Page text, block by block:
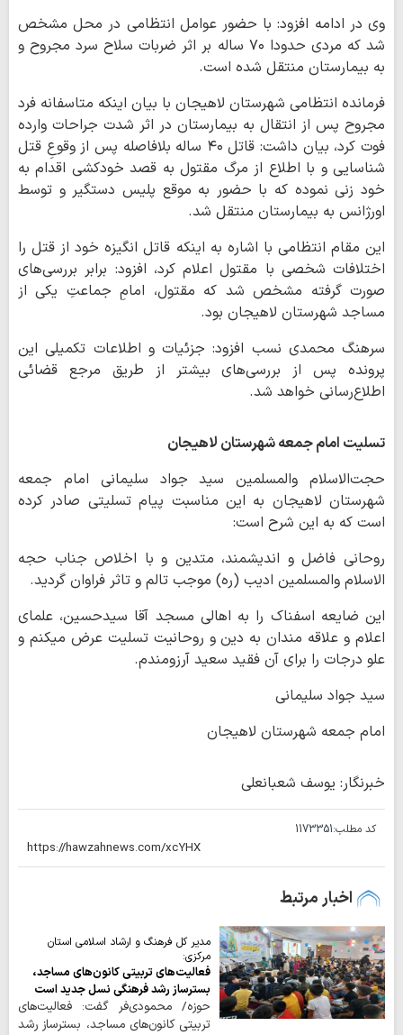
وی در ادامه افزود: با حضور عوامل انتظامی در محل مشخص
شد که مردی حدودا ۷۰ ساله بر اثر ضربات سلاح سرد مجروح و
به بیمارستان منتقل شده است.
فرمانده انتظامی شهرستان لاهیجان با بیان اینکه متاسفانه فرد
مجروح پس از انتقال به بیمارستان در اثر شدت جراحات وارده
فوت کرد، بیان داشت: قاتل ۴۰ ساله بلافاصله پس از وقوعِ قتل
شناسایی و با اطلاع از مرگ مقتول به قصد خودکشی اقدام به
خود زنی نموده که با حضور به موقع پلیس دستگیر و توسط
اورژانس به بیمارستان منتقل شد.
این مقام انتظامی با اشاره به اینکه قاتل انگیزه خود از قتل را
اختلافات شخصی با مقتول اعلام کرد، افزود: برابر بررسی‌های
صورت گرفته مشخص شد که مقتول، امامِ جماعتِ یکی از
مساجد شهرستان لاهیجان بود.
سرهنگ محمدی نسب افزود: جزئیات و اطلاعات تکمیلی این
پرونده پس از بررسی‌های بیشتر از طریق مرجع قضائی
اطلاع‌رسانی خواهد شد.
تسلیت امام جمعه شهرستان لاهیجان
حجت‌الاسلام والمسلمین سید جواد سلیمانی امام جمعه
شهرستان لاهیجان به این مناسبت پیام تسلیتی صادر کرده
است که به این شرح است:
روحانی فاضل و اندیشمند، متدین و با اخلاص جناب حجه
الاسلام والمسلمین ادیب (ره) موجب تالم و تاثر فراوان گردید.
این ضایعه اسفناک را به اهالی مسجد آقا سیدحسین، علمای
اعلام و علاقه مندان به دین و روحانیت تسلیت عرض میکنم و
علو درجات را برای آن فقید سعید آرزومندم.
سید جواد سلیمانی
امام جمعه شهرستان لاهیجان
خبرنگار: یوسف شعبانعلی
کد مطلب:1173351
اخبار مرتبط
مدیر کل فرهنگ و ارشاد اسلامی استان
مرکزی:
فعالیت‌های تربیتی کانون‌های مساجد،
بسترساز رشد فرهنگی نسل جدید است
حوزه/ محمودی‌فر گفت: فعالیت‌های
تربیتی کانون‌های مساجد، بسترساز رشد